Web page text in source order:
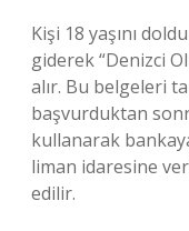
Kişi 18 yaşını
giderek “Denizci
alır. Bu belgeleri
başvurduktan
kullanarak
liman idaresine
edilir.